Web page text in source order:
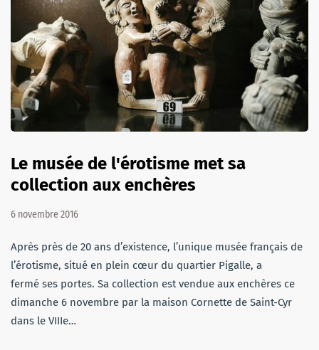
Le musée de l'érotisme met sa
collection aux enchères
6 novembre 2016
Après près de 20 ans d’existence, l’unique musée français de
l’érotisme, situé en plein cœur du quartier Pigalle, a
fermé ses portes. Sa collection est vendue aux enchères ce
dimanche 6 novembre par la maison Cornette de Saint-Cyr
dans le VIIIe…